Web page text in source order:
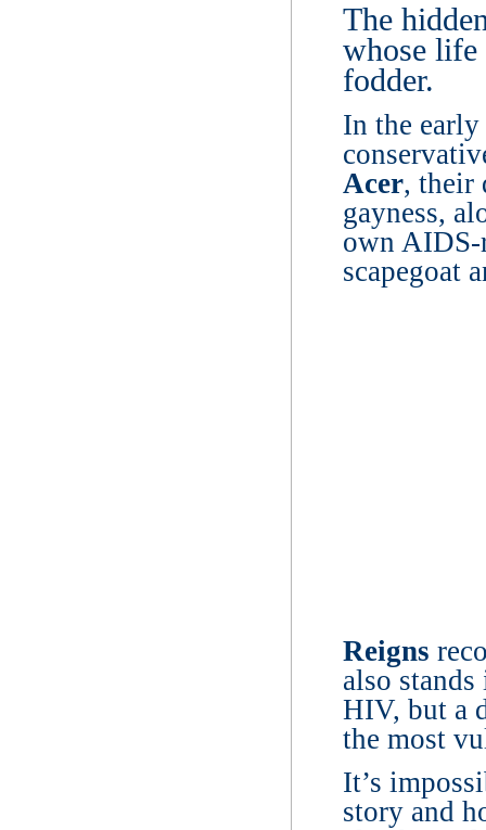
The
whose life
fodder.
In the
Acer, their
gayness,
own AIDS-
scapegoat
Reigns
also
HIV, but a
the most
It’s
story and